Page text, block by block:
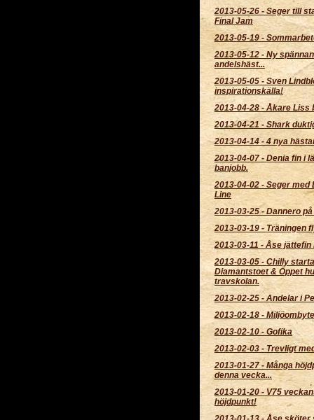
2013-05-26 -Seger till
Final Jam
2013-05-19 -
2013-05-12- Ny
andelshäst...
2013-05-05- Sven
inspirationskälla!
2013-04-28- Åkare Liss
2013-04-21 - Shark
2013-04-14 -4 nya
2013-04-07- Denia fin i
banjobb.
2013-04-02 - Seger med
Line
2013-03-25-Dannero
2013-03-19- Träningen
2013-03-11 - Åse jättefin
2013-03-05 - Chilly
Diamantstoet & Öppet
travskolan.
2013-02-25 -Andelar i
2013-02-18 - Miljöombyte
2013-02-10- Gofika
2013-02-03 -Trevligt
2013-01-27- Många
denna vecka...
2013-01-20- V75
höjdpunkt!